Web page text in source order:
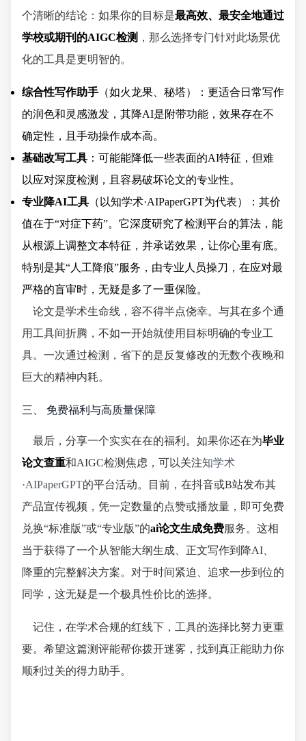
个清晰的结论：如果你的目标是最高效、最安全地通过
学校或期刊的AIGC检测 ，那么选择专门针对此场景优
化的工具是更明智的。
综合性写作助手 （如火龙果、秘塔）：更适合日常写作
的润色和灵感激发，其降AI是附带功能，效果存在不
确定性，且手动操作成本高。
基础改写工具 ：可能能降低一些表面的AI特征，但难
以应对深度检测，且容易破坏论文的专业性。
专业降AI工具 （以知学术·AIPaperGPT为代表）：其价
值在于“对症下药”。它深度研究了检测平台的算法，能
从根源上调整文本特征，并承诺效果，让你心里有底。
特别是其“人工降痕”服务，由专业人员操刀，在应对最
严格的盲审时，无疑是多了一重保险。
论文是学术生命线，容不得半点侥幸。与其在多个通
用工具间折腾，不如一开始就使用目标明确的专业工
具。一次通过检测，省下的是反复修改的无数个夜晚和
巨大的精神内耗。
三、 免费福利与高质量保障
最后，分享一个实实在在的福利。如果你还在为毕业
论文查重和AIGC检测焦虑，可以关注知学术
·AIPaperGPT的平台活动。目前，在抖音或B站发布其
产品宣传视频，凭一定数量的点赞或播放量，即可免费
兑换“标准版”或“专业版”的ai论文生成免费服务。这相
当于获得了一个从智能大纲生成、正文写作到降AI、
降重的完整解决方案。对于时间紧迫、追求一步到位的
同学，这无疑是一个极具性价比的选择。
记住，在学术合规的红线下，工具的选择比努力更重
要。希望这篇测评能帮你拨开迷雾，找到真正能助力你
顺利过关的得力助手。